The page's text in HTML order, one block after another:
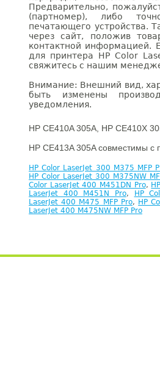
Предварительно,
(партномер), либо
печатающего устройства.
через сайт, положив
контактной информацией.
для принтера HP Color
свяжитесь с нашим
Внимание: Внешний вид,
быть изменены
уведомления.
HP CE410A 305A, HP CE410X
HP CE413A 305A совместимы с
HP Color LaserJet 300 M375 MFP
HP Color LaserJet 300 M375NW
Color LaserJet 400 M451DN Pro,
LaserJet 400 M451N Pro,
HP
LaserJet 400 M475 MFP Pro, HP
LaserJet 400 M475NW MFP Pro